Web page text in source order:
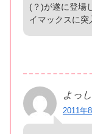
(？)が遂に登場
イマックスに突
よっ
2011年